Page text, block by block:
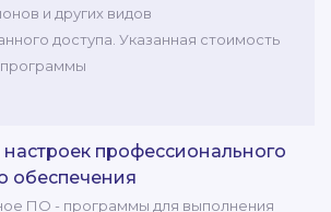
и других видов
доступа. Указанная стоимость
программы
профессионального
обеспечения
ПО - программы для выполнения